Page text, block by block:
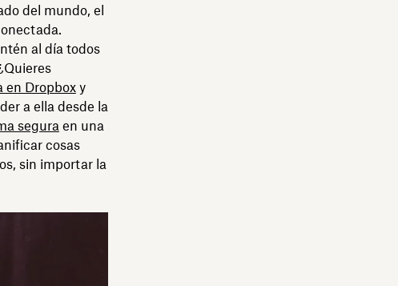
del mundo, el
al día todos
en Dropboxy
a ella desde la
segura en una
cosas
sin importar la